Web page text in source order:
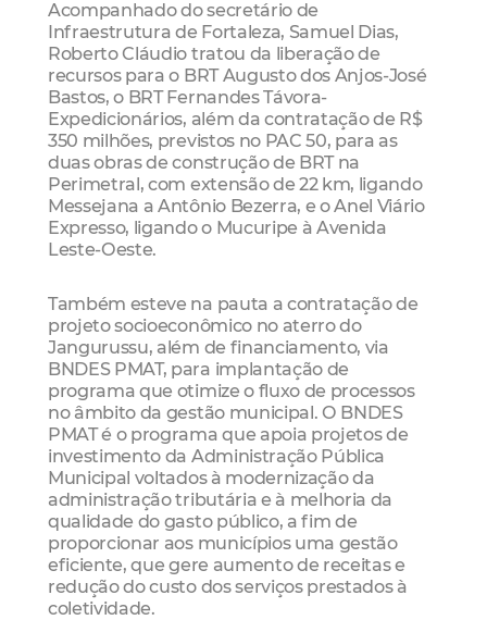
Acompanhado do secretário de
Infraestrutura de Fortaleza, Samuel Dias,
Roberto Cláudio tratou da liberação de
recursos para o BRT Augusto dos Anjos-José
Bastos, o BRT Fernandes Távora-
Expedicionários, além da contratação de R$
350 milhões, previstos no PAC 50, para as
duas obras de construção de BRT na
Perimetral, com extensão de 22 km, ligando
Messejana a Antônio Bezerra, e o Anel Viário
Expresso, ligando o Mucuripe à Avenida
Leste-Oeste.
Também esteve na pauta a contratação de
projeto socioeconômico no aterro do
Jangurussu, além de financiamento, via
BNDES PMAT, para implantação de
programa que otimize o fluxo de processos
no âmbito da gestão municipal. O BNDES
PMAT é o programa que apoia projetos de
investimento da Administração Pública
Municipal voltados à modernização da
administração tributária e à melhoria da
qualidade do gasto público, a fim de
proporcionar aos municípios uma gestão
eficiente, que gere aumento de receitas e
redução do custo dos serviços prestados à
coletividade.